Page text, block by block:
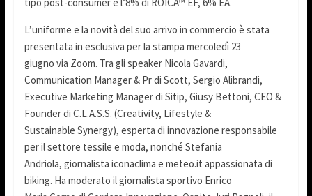
tipo post-consumer e l’8% di ROICA™ EF, 6% EA.
L’uniforme e la novità del suo arrivo in commercio è stata
presentata in esclusiva per la stampa mercoledì 23
giugno via Zoom. Tra gli speaker Nicola Gavardi,
Communication Manager & Pr di Scott, Sergio Alibrandi,
Executive Marketing Manager di Sitip, Giusy Bettoni, CEO &
Founder di C.L.A.S.S. (Creativity, Lifestyle &
Sustainable Synergy), esperta di innovazione responsabile
per il settore tessile e moda, nonché Stefania
Andriola, giornalista iconaclima e meteo.it appassionata di
biking. Ha moderato il giornalista sportivo Enrico